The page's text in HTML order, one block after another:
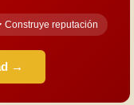
Construye reputación
→